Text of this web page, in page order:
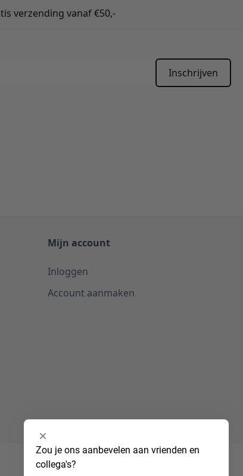
verzending vanaf €50,-
Inschrijven
Mijn account
Inloggen
Account aanmaken
Zou je ons aanbevelen aan vrienden en
collega's?
Selecteer
een
optie